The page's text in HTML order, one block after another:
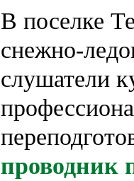
В поселке
снежно-
слушатели
проводник